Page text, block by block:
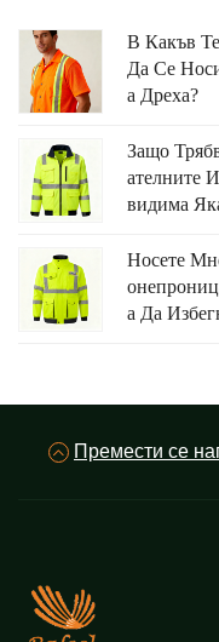
В Какъв
Да Се
А Дреха?
Защо
Ателните
Видима
Носете
А Да
Премести се